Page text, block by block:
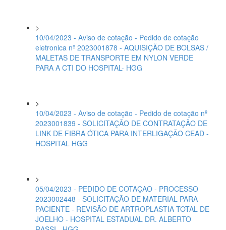
>
10/04/2023 - Aviso de cotação - Pedido de cotação
eletronica nº 2023001878 - AQUISIÇÃO DE BOLSAS /
MALETAS DE TRANSPORTE EM NYLON VERDE
PARA A CTI DO HOSPITAL- HGG
>
10/04/2023 - Aviso de cotação - Pedido de cotação nº
2023001839 - SOLICITAÇÃO DE CONTRATAÇÃO DE
LINK DE FIBRA ÓTICA PARA INTERLIGAÇÃO CEAD -
HOSPITAL HGG
>
05/04/2023 - PEDIDO DE COTAÇAO - PROCESSO
2023002448 - SOLICITAÇÃO DE MATERIAL PARA
PACIENTE - REVISÃO DE ARTROPLASTIA TOTAL DE
JOELHO - HOSPITAL ESTADUAL DR. ALBERTO